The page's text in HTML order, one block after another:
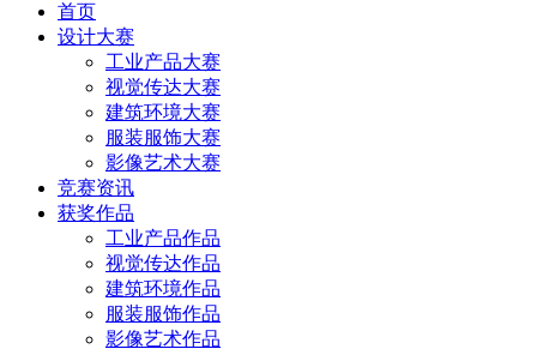
首页
设计大赛
工业产品大赛
视觉传达大赛
建筑环境大赛
服装服饰大赛
影像艺术大赛
竞赛资讯
获奖作品
工业产品作品
视觉传达作品
建筑环境作品
服装服饰作品
影像艺术作品